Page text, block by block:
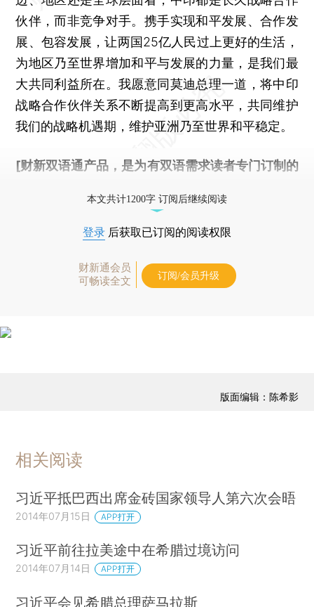
伙伴，而非竞争对手。携手实现和平发展、合作发
展、包容发展，让两国25亿人民过上更好的生活，
为地区乃至世界增加和平与发展的力量，是我们最
大共同利益所在。我愿意同莫迪总理一道，将中印
战略合作伙伴关系不断提高到更高水平，共同维护
我们的战略机遇期，维护亚洲乃至世界和平稳定。
[财新双语通产品，是为有双语需求读者专门订制的
本文共计1200字 订阅后继续阅读
登录 后获取已订阅的阅读权限
财新通会员
可畅读全文
订阅/会员升级
版面编辑：陈希影
相关阅读
习近平抵巴西出席金砖国家领导人第六次会晤
2014年07月15日 APP打开
习近平前往拉美途中在希腊过境访问
2014年07月14日 APP打开
习近平会见希腊总理萨马拉斯